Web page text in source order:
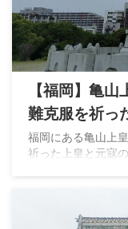
【福岡】亀
難克服を祈っ
える
福岡にある亀山上
祈った上皇と元寇